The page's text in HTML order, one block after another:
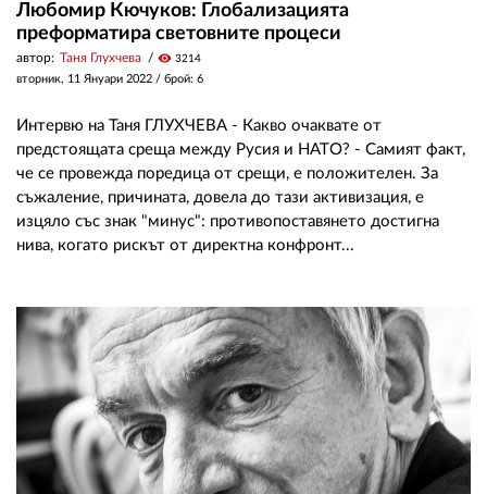
Любомир Кючуков: Глобализацията
преформатира световните процеси
автор: Таня Глухчева visibility 3214
вторник, 11 Януари 2022 / брой: 6
Интервю на Таня ГЛУХЧЕВА - Какво очаквате от
предстоящата среща между Русия и НАТО? - Самият факт,
че се провежда поредица от срещи, е положителен. За
съжаление, причината, довела до тази активизация, е
изцяло със знак "минус": противопоставянето достигна
нива, когато рискът от директна конфронт...